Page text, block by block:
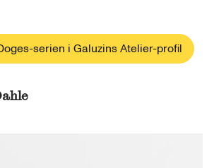
serien i Galuzins Atelier-profil